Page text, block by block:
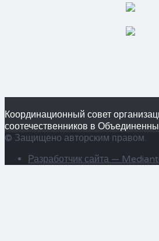
Координационный совет
соотечественников в
© Защищено авторским правом.
Разработчик сайта —